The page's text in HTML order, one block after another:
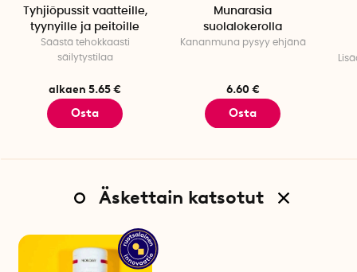
Tyhjiöpussit vaatteille,
tyynyille ja peitoille
Säästä tehokkaasti
säilytystilaa
alkaen 5.65 €
Osta
Munarasia
suolalokerolla
Kananmuna pysyy ehjänä
6.60 €
Osta
Äskettain katsotut